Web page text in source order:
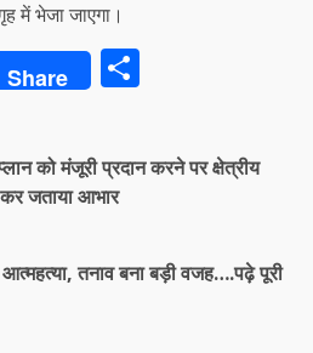
में भेजा जाएगा।
Share
को मंजूरी प्रदान करने पर क्षेत्रीय
जताया आभार
तनाव बना बड़ी वजह….पढ़े पूरी